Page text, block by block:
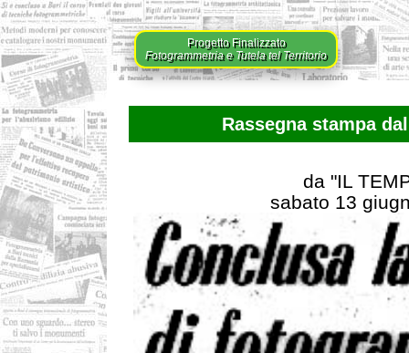
Progetto Finalizzato
Fotogrammetria e Tutela tel Territorio
Rassegna stampa
da "IL
sabato 13